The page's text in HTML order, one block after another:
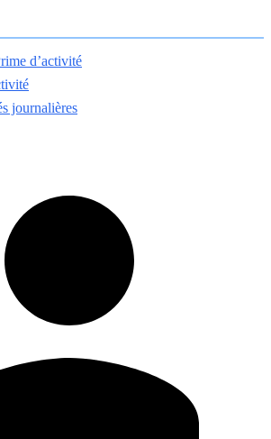
d’activité
journalières